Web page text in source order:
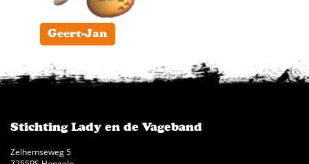
Geert-Jan
Stichting Lady en de Vageband
Zelhemseweg 5